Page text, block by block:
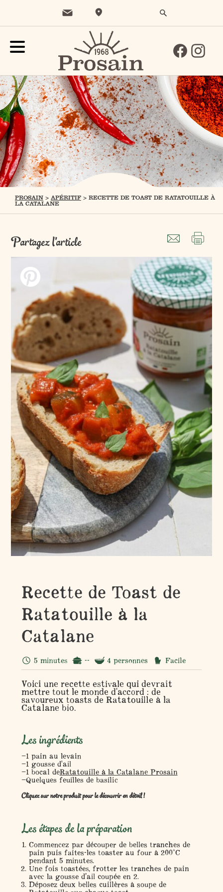
PROSAIN > APÉRITIF > RECETTE DE TOAST DE RATATOUILLE À
LA CATALANE
Partagez l'article
Recette de Toast de
Ratatouille à la
Catalane
5 minutes -- 4 personnes Facile
Voici une recette estivale qui devrait
mettre tout le monde d'accord : de
savoureux toasts de Ratatouille à la
Catalane bio.
Les ingrédients
1 pain au levain
1 gousse d'ail
1 bocal deRatatouille à la Catalane Prosain
Quelques feuilles de basilic
Cliquez sur notre produit pour le découvrir en détail !
Les étapes de la préparation
Commencez par découper de belles tranches de
pain puis faites-les toaster au four à 200°C
pendant 5 minutes.
Une fois toastées, frotter les tranches de pain
avec la gousse d’ail coupée en 2.
Déposez deux belles cuillères à soupe de